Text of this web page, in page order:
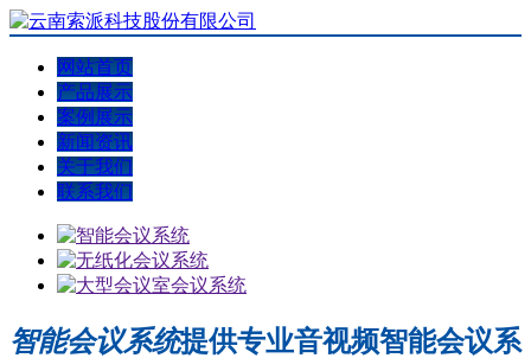
网站首页
产品展示
案例展示
新闻资讯
关于我们
联系我们
智能会议系统提供专业音视频智能会议系